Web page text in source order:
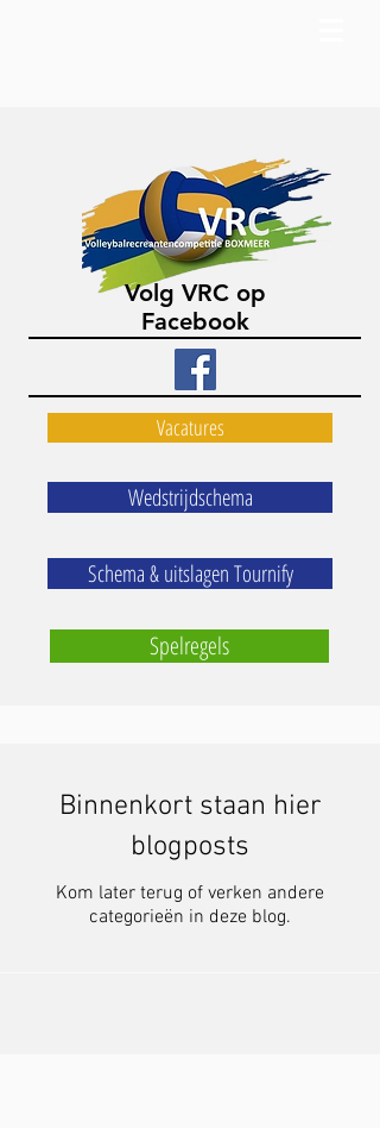
Volg VRC op
Facebook
Vacatures
Wedstrijdschema
Schema & uitslagen Tournify
Spelregels
Binnenkort staan hier
blogposts
Kom later terug of verken andere
categorieën in deze blog.